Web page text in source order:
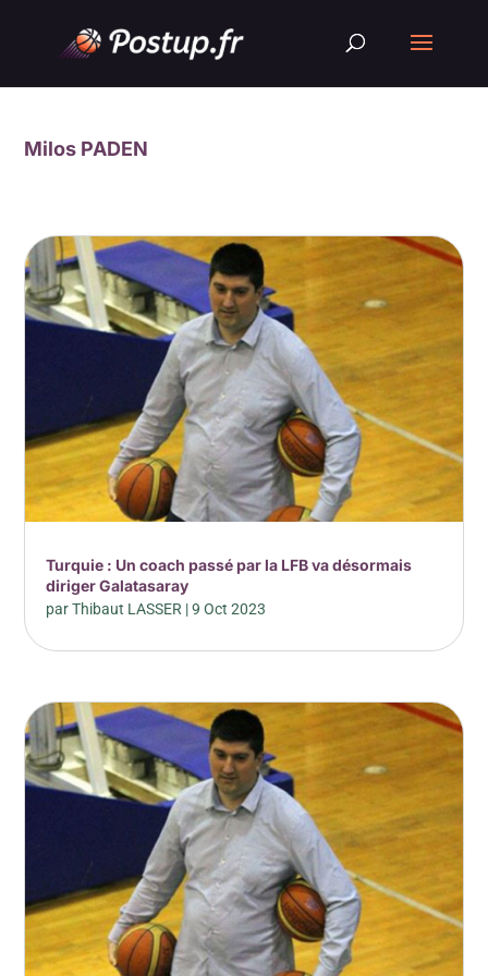
Milos PADEN
Turquie : Un coach passé par la LFB va désormais
diriger Galatasaray
parThibaut LASSER |9 Oct 2023